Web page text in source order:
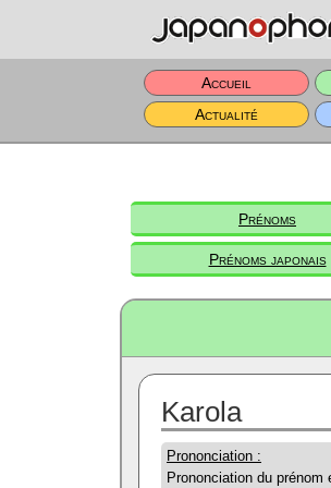
Accueil
Actualité
Prénoms
Prénoms japonais
Karola
Prononciation :
Prononciation du prénom